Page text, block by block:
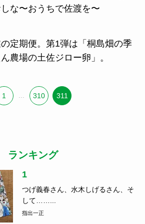
な〜おうちで佐渡を〜
定期便。第1弾は「桐島畑の季
農場の土佐ジロー卵」。
1 310 311
ランキング
1
つげ義春さん、水木しげるさん、そ
して……...
指出一正